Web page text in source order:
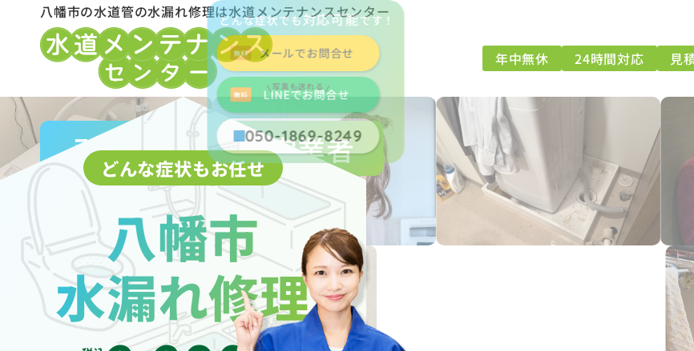
八幡市の水道管の水漏れ修理は水道メンテナンスセンター
年中無休 24時間対応 見
八幡市水道局指定業者
どんな症状もお任せ
八幡市
水漏れ修理
どんな症状でも対応可能です！
メールでお問合せ
写真も送れる
LINEでお問合せ
050-1869-8249